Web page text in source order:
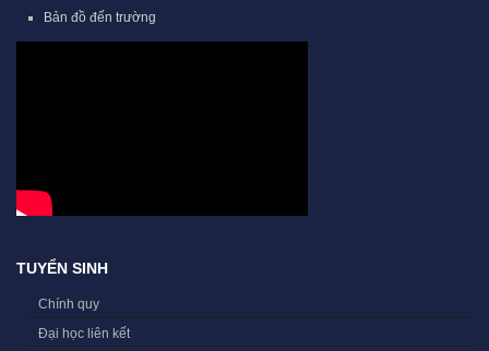
Bản đồ đến trường
TUYỂN SINH
Chính quy
Đại học liên kết